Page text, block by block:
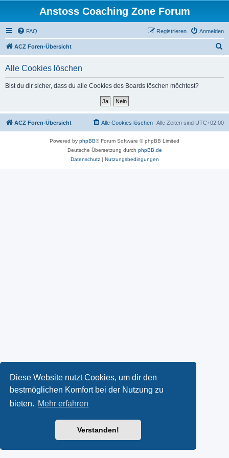
Diese Website nutzt Cookies, um dir den
bestmöglichen Komfort bei der Nutzung zu
bieten. Mehr erfahren
Verstanden!
Anstoss Coaching Zone Forum
FAQ Anmelden
Registrieren
ACZ Foren-Übersicht
Alle Cookies löschen
Bist du dir sicher, dass du alle Cookies des Boards löschen möchtest?
ACZ Foren-Übersicht Alle Zeiten sind UTC+02:00
Alle Cookies löschen
Powered by phpBB® Forum Software © phpBB Limited
Deutsche Übersetzung durch phpBB.de
Datenschutz| Nutzungsbedingungen